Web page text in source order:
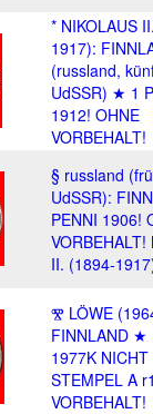
* NIKOLAUS
1917):
(russland,
UdSSR) ★ 1
1912! OHNE
VORBEHALT!
§ russland
UdSSR):
PENNI 1906!
VORBEHALT!
II. (1894-
Ⰺ LÖWE
FINNLAND ★
1977K
STEMPEL A
VORBEHALT!